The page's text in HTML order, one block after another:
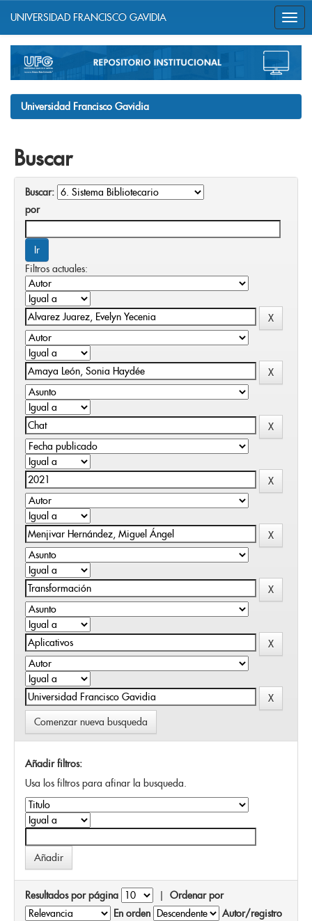
navigation
UNIVERSIDAD FRANCISCO GAVIDIA
Universidad Francisco Gavidia
Buscar
Buscar:
por
Filtros actuales:
Comenzar nueva busqueda
Añadir filtros:
Usa los filtros para afinar la busqueda.
Resultados por página | Ordenar por
En orden
Autor/registro